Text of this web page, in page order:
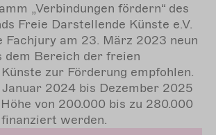
„Verbindungen fördern“ des
Freie Darstellende Künste e.V.
Fachjury am 23. März 2023 neun
dem Bereich der freien
zur Förderung empfohlen.
2024 bis Dezember 2025
von 200.000 bis zu 280.000
werden.